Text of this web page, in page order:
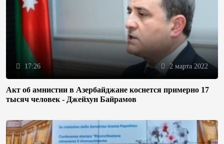
17:26 2 марта 2022
Акт об амнистии в Азербайджане коснется примерно 17
тысяч человек - Джейхун Байрамов